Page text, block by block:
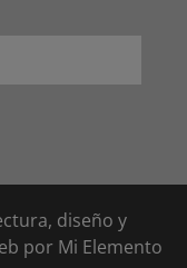
diseño y
por Mi Elemento